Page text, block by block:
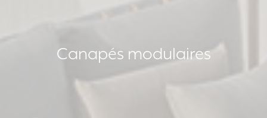
Canapés modulaires